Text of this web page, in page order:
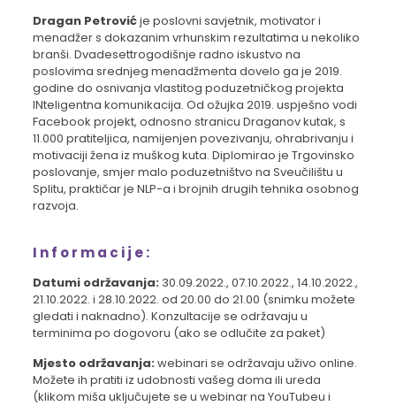
Dragan Petrovićje poslovni savjetnik, motivator i
menadžer s dokazanim vrhunskim rezultatima u nekoliko
branši. Dvadesettrogodišnje radno iskustvo na
poslovima srednjeg menadžmenta dovelo ga je 2019.
godine do osnivanja vlastitog poduzetničkog projekta
INteligentna komunikacija. Od ožujka 2019. uspješno vodi
Facebook projekt, odnosno stranicu Draganov kutak, s
11.000 pratiteljica, namijenjen povezivanju, ohrabrivanju i
motivaciji žena iz muškog kuta. Diplomirao je Trgovinsko
poslovanje, smjer malo poduzetništvo na Sveučilištu u
Splitu, praktičar je NLP-a i brojnih drugih tehnika osobnog
razvoja.
Informacije:
Datumi održavanja:30.09.2022., 07.10.2022., 14.10.2022.,
21.10.2022. i 28.10.2022. od 20.00 do 21.00 (snimku možete
gledati i naknadno). Konzultacije se održavaju u
terminima po dogovoru (ako se odlučite za paket)
Mjesto održavanja:webinari se održavaju uživo online.
Možete ih pratiti iz udobnosti vašeg doma ili ureda
(klikom miša uključujete se u webinar na YouTubeu i